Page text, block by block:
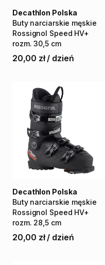
Buty narciarskie męskie
Rossignol Speed HV+
rozm. 30 ​,​5 cm
Decathlon Polska
20,00 zł / dzień
Buty narciarskie męskie
Rossignol Speed HV+
rozm. 28 ​,​​5 cm
Decathlon Polska
20,00 zł / dzień